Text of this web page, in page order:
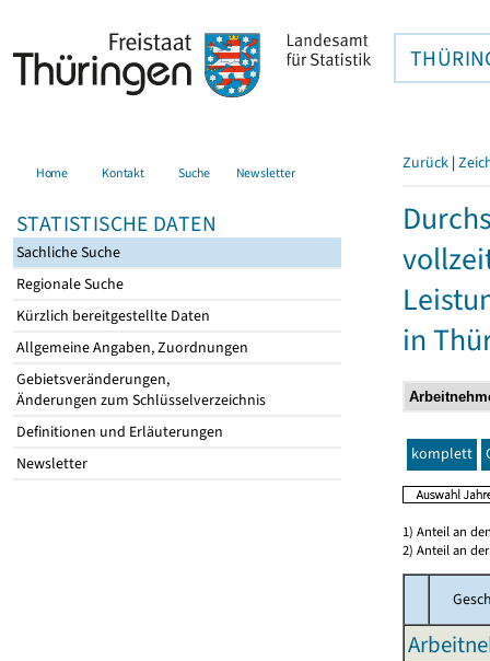
Home Kontakt Suche Newsletter
STATISTISCHE DATEN
Sachliche Suche
Regionale Suche
Kürzlich bereitgestellte Daten
Allgemeine Angaben, Zuordnungen
Gebietsveränderungen,
Änderungen zum Schlüsselverzeichnis
Definitionen und Erläuterungen
Newsletter
Zurück |
in
komplett
1) Anteil an
2) Anteil an